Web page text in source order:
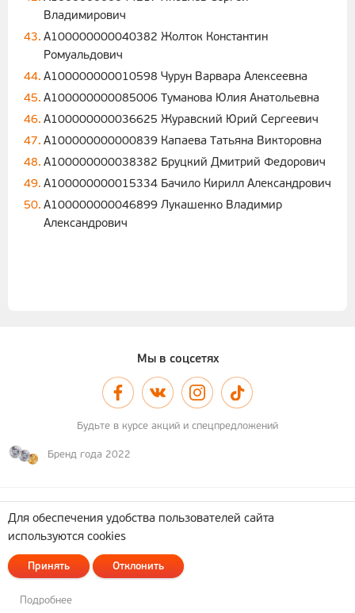
Владимирович
A100000000040382 Жолток Константин
Ромуальдович
A100000000010598 Чурун Варвара Алексеевна
A100000000085006 Туманова Юлия Анатольевна
A100000000036625 Журавский Юрий Сергеевич
A100000000000839 Капаева Татьяна Викторовна
A100000000038382 Бруцкий Дмитрий Федорович
A100000000015334 Бачило Кирилл Александрович
A100000000046899 Лукашенко Владимир
Александрович
Для обеспечения удобства пользователей сайта
используются cookies
Принять Отклонить
Подробнее
Мы в соцсетях
Будьте в курсе акций и спецпредложений
Бренд года 2022
Политика обработки персональных данных
ОДО "Астотрейдинг". УНП 690362737
223053, Минский район, д. Боровая, д. 7, админ. помещения, кабинет 24
Техническая поддержка и доработка